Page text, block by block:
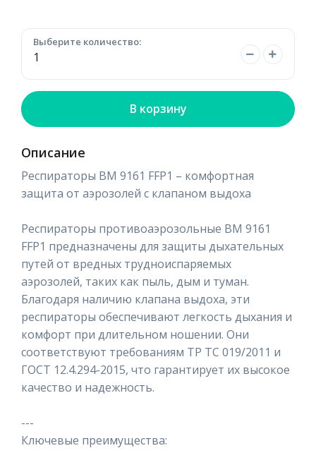
Выберите количество:
В корзину
Описание
Респираторы ВМ 9161 FFP1 – комфортная
защита от аэрозолей с клапаном выдоха
Респираторы противоаэрозольные ВМ 9161
FFP1 предназначены для защиты дыхательных
путей от вредных трудноиспаряемых
аэрозолей, таких как пыль, дым и туман.
Благодаря наличию клапана выдоха, эти
респираторы обеспечивают легкость дыхания и
комфорт при длительном ношении. Они
соответствуют требованиям ТР ТС 019/2011 и
ГОСТ 12.4.294-2015, что гарантирует их высокое
качество и надежность.
---
Ключевые преимущества: